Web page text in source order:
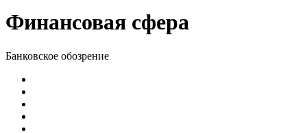
Финансовая сфера
Банковское обозрение